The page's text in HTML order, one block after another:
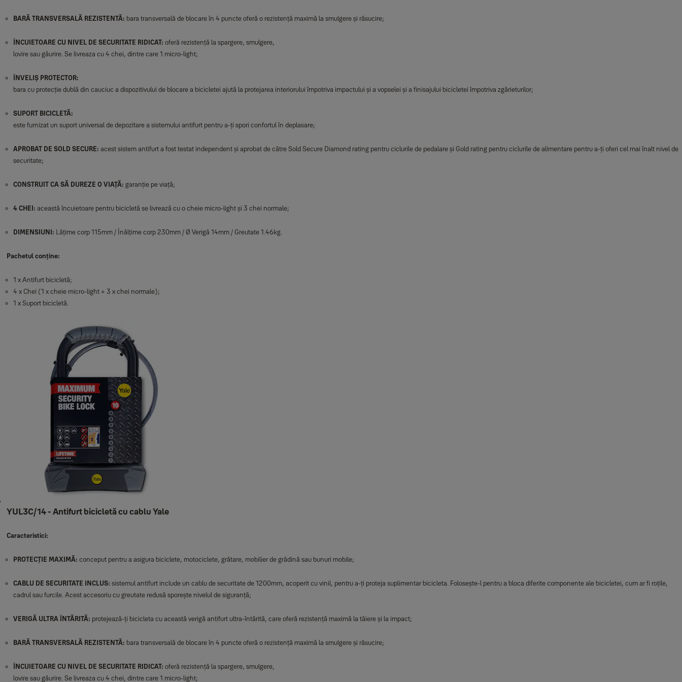
BARĂ TRANSVERSALĂ REZISTENTĂ: bara transversală de blocare în 4 puncte oferă o rezistență maximă la smulgere și răsucire;
ÎNCUIETOARE CU NIVEL DE SECURITATE RIDICAT: oferă rezistență la spargere, smulgere,
lovire sau găurire. Se livreaza cu 4 chei, dintre care 1 micro-light;
ÎNVELIȘ PROTECTOR:
bara cu protecție dublă din cauciuc a dispozitivului de blocare a bicicletei ajută la protejarea interiorului împotriva impactului și a vopselei și a finisajului bicicletei împotriva zgârieturilor;
SUPORT BICICLETĂ:
este furnizat un suport universal de depozitare a sistemului antifurt pentru a-ți spori confortul în deplasare;
APROBAT DE SOLD SECURE: acest sistem antifurt a fost testat independent și aprobat de către Sold Secure Diamond rating pentru ciclurile de pedalare și Gold rating pentru ciclurile de alimentare pentru a-ți oferi cel mai înalt nivel de
securitate;
CONSTRUIT CA SĂ DUREZE O VIAȚĂ: garanție pe viață;
4 CHEI: această încuietoare pentru bicicletă se livrează cu o cheie micro-light și 3 chei normale;
DIMENSIUNI: Lățime corp 115mm / Înălțime corp 230mm / Ø Verigă 14mm / Greutate 1.46kg.
Pachetul conține:
1 x Antifurt bicicletă;
4 x Chei (1 x cheie micro-light + 3 x chei normale);
1 x Suport bicicletă.
YUL3C/14 - Antifurt bicicletă cu cablu Yale
Caracteristici:
PROTECȚIE MAXIMĂ: conceput pentru a asigura biciclete, motociclete, grătare, mobilier de grădină sau bunuri mobile;
CABLU DE SECURITATE INCLUS: sistemul antifurt include un cablu de securitate de 1200mm, acoperit cu vinil, pentru a-ți proteja suplimentar bicicleta. Folosește-l pentru a bloca diferite componente ale bicicletei, cum ar fi roțile,
cadrul sau furcile. Acest accesoriu cu greutate redusă sporește nivelul de siguranță;
VERIGĂ ULTRA ÎNTĂRITĂ: protejează-ți bicicleta cu această verigă antifurt ultra-întărită, care oferă rezistență maximă la tăiere și la impact;
BARĂ TRANSVERSALĂ REZISTENTĂ: bara transversală de blocare în 4 puncte oferă o rezistență maximă la smulgere și răsucire;
ÎNCUIETOARE CU NIVEL DE SECURITATE RIDICAT: oferă rezistență la spargere, smulgere,
lovire sau găurire. Se livreaza cu 4 chei, dintre care 1 micro-light;